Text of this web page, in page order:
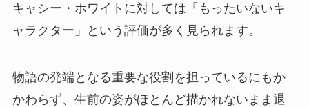
キャシー・ホワイトに対しては「もったいないキ
ャラクター」という評価が多く見られます。
物語の発端となる重要な役割を担っているにもか
かわらず、生前の姿がほとんど描かれないまま退